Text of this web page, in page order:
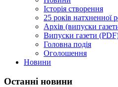
Історія створення
25 років натхненної
Архів (випуски
Випуски газети
Головна подія
Оголошення
Новини
Останні новини